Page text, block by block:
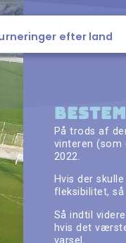
efter land
På trods af
vinteren (som
2022.
Hvis der
fleksibilitet,
Så indtil
hvis det
varsel.